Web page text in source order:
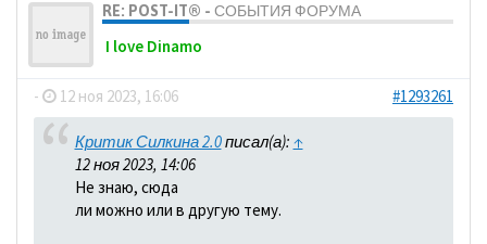
RE: POST-IT® - СОБЫТИЯ ФОРУМА
I love Dinamo
- 12 ноя 2023, 16:06 #1293261
Критик Силкина 2.0писал(а): ↑
12 ноя 2023, 14:06
Не знаю, сюда
ли можно или в другую тему.